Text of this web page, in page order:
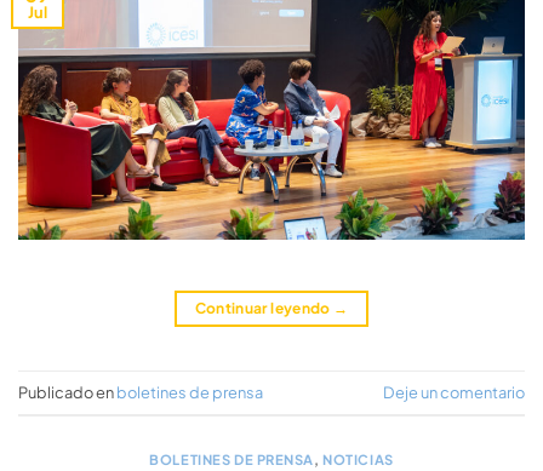
Jul
Continuar leyendo →
Publicado enboletines de prensa Deje un comentario
BOLETINES DE PRENSA ,NOTICIAS